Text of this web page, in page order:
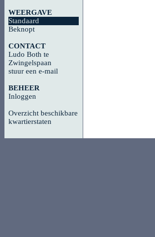
WEERGAVE
Standaard
Beknopt
CONTACT
Ludo Both te
Zwingelspaan
stuur een e-mail
BEHEER
Inloggen
Overzicht beschikbare
kwartierstaten